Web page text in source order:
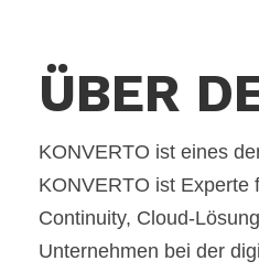
ÜBER
KONVERTO ist eines
KONVERTO ist Experte
Continuity, Cloud-
Unternehmen bei der